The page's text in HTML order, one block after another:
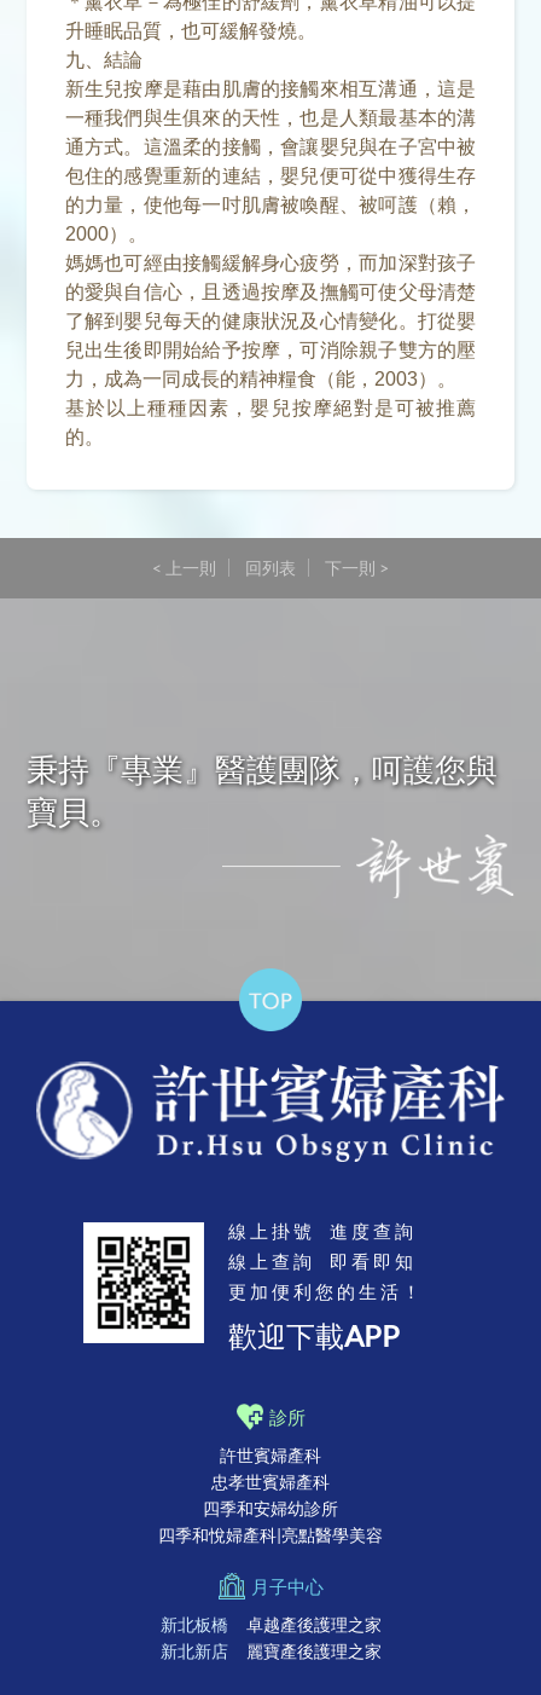
升睡眠品質，也可緩解發燒。
九、結論
新生兒按摩是藉由肌膚的接觸來相互溝通，這是
一種我們與生俱來的天性，也是人類最基本的溝
通方式。這溫柔的接觸，會讓嬰兒與在子宮中被
包住的感覺重新的連結，嬰兒便可從中獲得生存
的力量，使他每一吋肌膚被喚醒、被呵護（賴，
2000）。
媽媽也可經由接觸緩解身心疲勞，而加深對孩子
的愛與自信心，且透過按摩及撫觸可使父母清楚
了解到嬰兒每天的健康狀況及心情變化。打從嬰
兒出生後即開始給予按摩，可消除親子雙方的壓
力，成為一同成長的精神糧食（能，2003）。
基於以上種種因素，嬰兒按摩絕對是可被推薦
的。
< 上一則 回列表 下一則 >
秉持『專業』醫護團隊，呵護您與
寶貝。
線上掛號 進度查詢
線上查詢 即看即知
更加便利您的生活！
歡迎下載APP
診所
許世賓婦產科
忠孝世賓婦產科
四季和安婦幼診所
四季和悅婦產科|亮點醫學美容
月子中心
新北板橋
卓越產後護理之家
新北新店
麗寶產後護理之家